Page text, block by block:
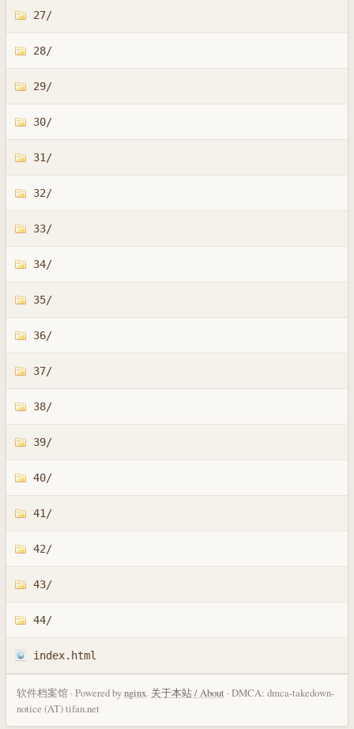
27/
28/
29/
30/
31/
32/
33/
34/
35/
36/
37/
38/
39/
40/
41/
42/
43/
44/
index.html
软件档案馆 · Powered bynginx. 关于本站 / About · DMCA: dmca-takedown-
notice (AT) tifan.net